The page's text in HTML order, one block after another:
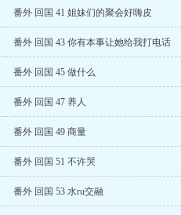
番外 回国 41 姐妹们的聚会好嗨皮
番外 回国 43 你有本事让她给我打电话
番外 回国 45 做什么
番外 回国 47 养人
番外 回国 49 商量
番外 回国 51 不许哭
番外 回国 53 水ru交融